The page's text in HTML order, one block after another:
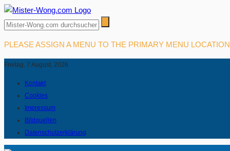
PLEASE ASSIGN A MENU TO THE PRIMARY MENU
Freitag, 7 August, 2026
Kontakt
Cookies
Impressum
Bildquellen
Datenschutzerklärung